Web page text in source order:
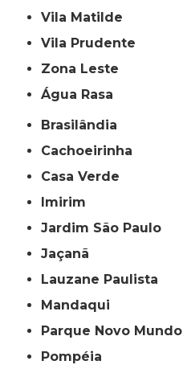
Vila Matilde
Vila Prudente
Zona Leste
Água Rasa
Brasilândia
Cachoeirinha
Casa Verde
Imirim
Jardim São Paulo
Jaçanã
Lauzane Paulista
Mandaqui
Parque Novo Mundo
Pompéia